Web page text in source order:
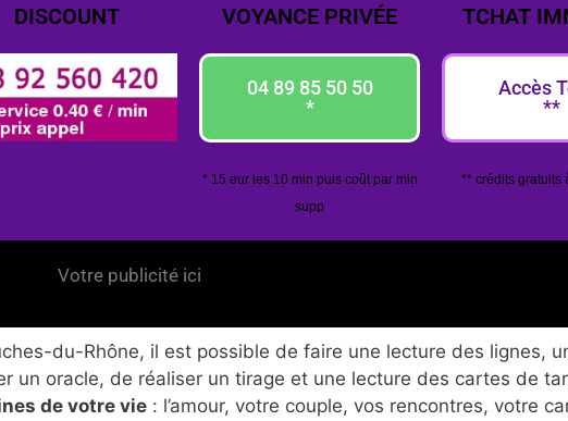
DISCOUNT VOYANCE PRIVÉE
04 89 85 50 50
*
* 15 eur les 10 min puis coût par min
supp
TCHAT
Accès
**
** crédits gratuits
Votre publicité ici
du-Rhône, il est possible de faire une lecture des lignes,
un oracle, de réaliser un tirage et une lecture des cartes de
de votre vie : l’amour, votre couple, vos rencontres, votre